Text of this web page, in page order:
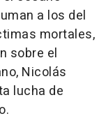
a los del
mortales,
sobre el
Nicolás
lucha de